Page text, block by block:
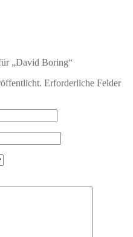
„David Boring“
Erforderliche Felder